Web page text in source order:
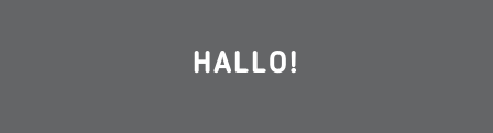
HALLO!